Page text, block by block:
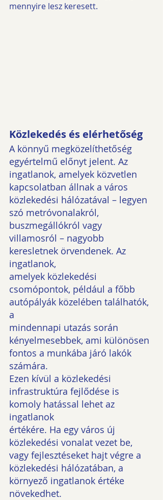
mennyire lesz keresett.
Közlekedés és elérhetőség
A könnyű megközelíthetőség
egyértelmű előnyt jelent. Az
ingatlanok, amelyek közvetlen
kapcsolatban állnak a város
közlekedési hálózatával – legyen
szó metróvonalakról,
buszmegállókról vagy
villamosról – nagyobb
keresletnek örvendenek. Az
ingatlanok,
amelyek közlekedési
csomópontok, például a főbb
autópályák közelében találhatók,
a
mindennapi utazás során
kényelmesebbek, ami különösen
fontos a munkába járó lakók
számára.
Ezen kívül a közlekedési
infrastruktúra fejlődése is
komoly hatással lehet az
ingatlanok
értékére. Ha egy város új
közlekedési vonalat vezet be,
vagy fejlesztéseket hajt végre a
közlekedési hálózatában, a
környező ingatlanok értéke
növekedhet.